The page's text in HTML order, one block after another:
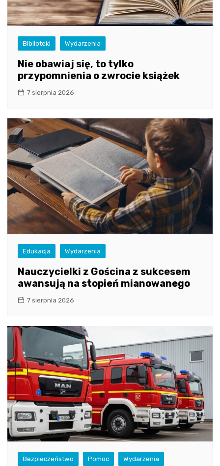
Biblioteki Wydarzenia
Nie obawiaj się, to tylko
przypomnienia o zwrocie książek
7 sierpnia 2026
Edukacja Wydarzenia
Nauczycielki z Gościna z sukcesem
awansują na stopień mianowanego
7 sierpnia 2026
Bezpieczeństwo Pomoc Wydarzenia